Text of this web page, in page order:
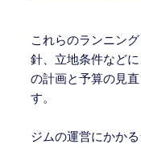
これらのランニン
針、立地条件など
の計画と予算の見
す。
ジムの運営にかか